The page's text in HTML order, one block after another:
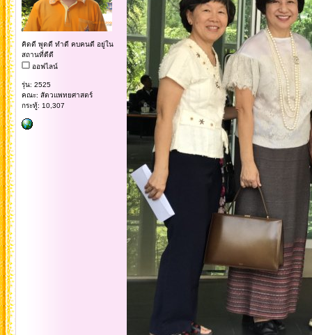
คิดดี พูดดี ทำดี คบคนดี อยู่ใน
สถานที่ดีดี
ออฟไลน์
รุ่น: 2525
คณะ: สัตวแพทยศาสตร์
กระทู้: 10,307